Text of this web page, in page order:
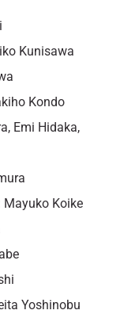
Kunisawa
Kondo
Emi Hidaka,
Mayuko Koike
Yoshinobu